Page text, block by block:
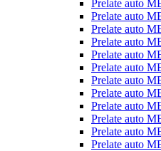
Prelate auto
Prelate auto
Prelate auto
Prelate auto
Prelate auto
Prelate auto
Prelate auto
Prelate auto
Prelate auto
Prelate auto
Prelate auto
Prelate auto